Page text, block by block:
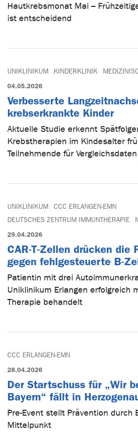
Hautkrebsmonat Mai –
ist entscheidend
UNIKLINIKUM KINDERKLINIK
04.05.2026
Verbesserte
krebserkrankte Kinder
Aktuelle Studie erkennt
Krebstherapien im Kindesalter
Teilnehmende für
UNIKLINIKUM
CCC ERLANGEN-EMN
DEUTSCHES ZENTRUM IMMUNTHERAPIE
29.04.2026
CAR-T-Zellen drücken die
gegen fehlgesteuerte B-
Patientin mit drei
Uniklinikum Erlangen erfolgreich
Therapie behandelt
CCC ERLANGEN-EMN
28.04.2026
Der Startschuss für „Wir
Bayern“ fällt in
Pre-Event stellt Prävention durch
Mittelpunkt